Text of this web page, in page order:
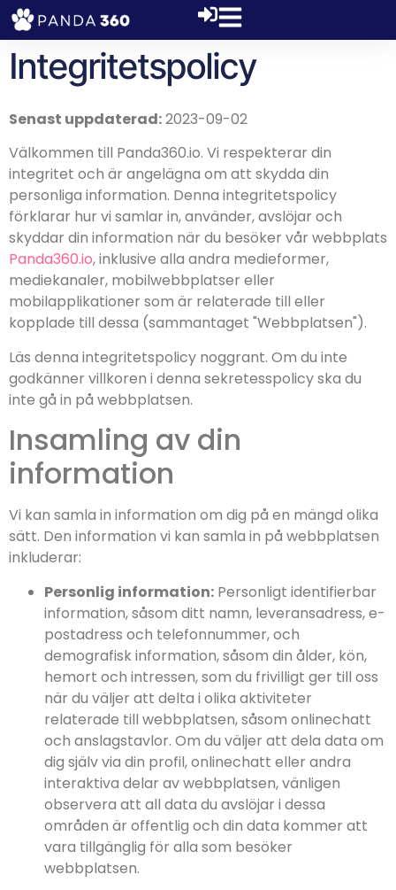
Integritetspolicy
Senast uppdaterad:2023-09-02
Välkommen till Panda360.io. Vi respekterar din
integritet och är angelägna om att skydda din
personliga information. Denna integritetspolicy
förklarar hur vi samlar in, använder, avslöjar och
skyddar din information när du besöker vår webbplats
Panda360.io, inklusive alla andra medieformer,
mediekanaler, mobilwebbplatser eller
mobilapplikationer som är relaterade till eller
kopplade till dessa (sammantaget "Webbplatsen").
Läs denna integritetspolicy noggrant. Om du inte
godkänner villkoren i denna sekretesspolicy ska du
inte gå in på webbplatsen.
Insamling av din
information
Vi kan samla in information om dig på en mängd olika
sätt. Den information vi kan samla in på webbplatsen
inkluderar:
Personlig information: Personligt identifierbar
information, såsom ditt namn, leveransadress, e-
postadress och telefonnummer, och
demografisk information, såsom din ålder, kön,
hemort och intressen, som du frivilligt ger till oss
när du väljer att delta i olika aktiviteter
relaterade till webbplatsen, såsom onlinechatt
och anslagstavlor. Om du väljer att dela data om
dig själv via din profil, onlinechatt eller andra
interaktiva delar av webbplatsen, vänligen
observera att all data du avslöjar i dessa
områden är offentlig och din data kommer att
vara tillgänglig för alla som besöker
webbplatsen.